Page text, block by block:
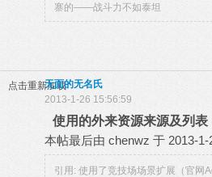
寨的——战斗力不如泰坦
点击重新加载无面的无名氏
2013-1-26 15:56:59
使用的外来资源来源及列表
本帖最后由 chenwz 于 2013-1-
引用: 使用了竞技场场景扩展（官网